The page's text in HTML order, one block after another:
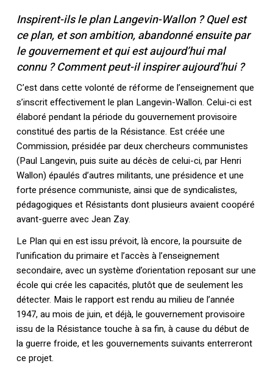
Inspirent-ils le plan Langevin-Wallon ? Quel est
ce plan, et son ambition, abandonné ensuite par
le gouvernement et qui est aujourd’hui mal
connu ? Comment peut-il inspirer aujourd’hui ?
C’est dans cette volonté de réforme de l’enseignement que
s’inscrit effectivement le plan Langevin-Wallon. Celui-ci est
élaboré pendant la période du gouvernement provisoire
constitué des partis de la Résistance. Est créée une
Commission, présidée par deux chercheurs communistes
(Paul Langevin, puis suite au décès de celui-ci, par Henri
Wallon) épaulés d’autres militants, une présidence et une
forte présence communiste, ainsi que de syndicalistes,
pédagogiques et Résistants dont plusieurs avaient coopéré
avant-guerre avec Jean Zay.
Le Plan qui en est issu prévoit, là encore, la poursuite de
l’unification du primaire et l’accès à l’enseignement
secondaire, avec un système d’orientation reposant sur une
école qui crée les capacités, plutôt que de seulement les
détecter. Mais le rapport est rendu au milieu de l’année
1947, au mois de juin, et déjà, le gouvernement provisoire
issu de la Résistance touche à sa fin, à cause du début de
la guerre froide, et les gouvernements suivants enterreront
ce projet.